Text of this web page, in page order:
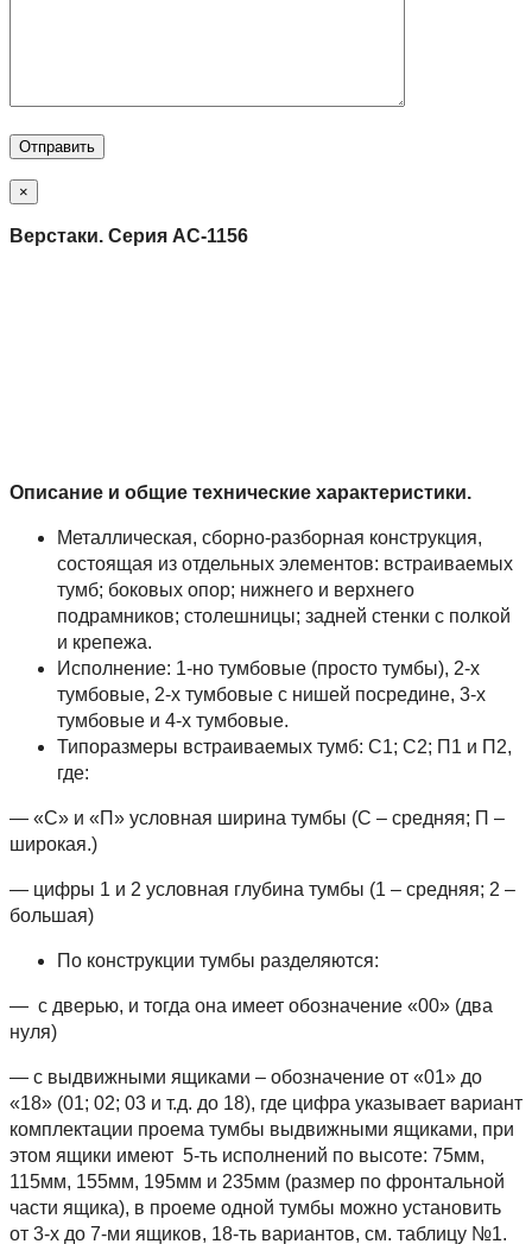
×
Верстаки. Серия АС-1156
Описание и общие технические характеристики.
Металлическая, сборно-разборная конструкция,
состоящая из отдельных элементов: встраиваемых
тумб; боковых опор; нижнего и верхнего
подрамников; столешницы; задней стенки с полкой
и крепежа.
Исполнение: 1-но тумбовые (просто тумбы), 2-х
тумбовые, 2-х тумбовые с нишей посредине, 3-х
тумбовые и 4-х тумбовые.
Типоразмеры встраиваемых тумб: С1; С2; П1 и П2,
где:
— «С» и «П» условная ширина тумбы (С – средняя; П –
широкая.)
— цифры 1 и 2 условная глубина тумбы (1 – средняя; 2 –
большая)
По конструкции тумбы разделяются:
— с дверью, и тогда она имеет обозначение «00» (два
нуля)
— с выдвижными ящиками – обозначение от «01» до
«18» (01; 02; 03 и т.д. до 18), где цифра указывает вариант
комплектации проема тумбы выдвижными ящиками, при
этом ящики имеют 5-ть исполнений по высоте: 75мм,
115мм, 155мм, 195мм и 235мм (размер по фронтальной
части ящика), в проеме одной тумбы можно установить
от 3-х до 7-ми ящиков, 18-ть вариантов, см. таблицу №1.